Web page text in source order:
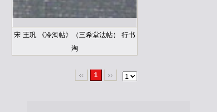
宋 王巩 《冷淘帖》（三希堂法帖） 行书
淘
‹‹ 1 ››